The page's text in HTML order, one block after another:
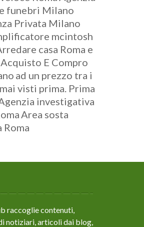
funebri Milano
Privata Milano
mcintosh
casa Roma e
Acquisto E Compro
ad un prezzo tra i
visti prima. Prima
investigativa
Area sosta
Roma
raccoglie contenuti,
notiziari, articoli dai blog,